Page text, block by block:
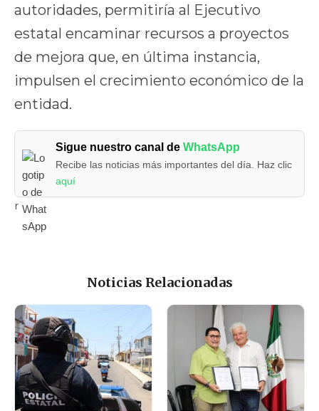
autoridades, permitiría al Ejecutivo
estatal encaminar recursos a proyectos
de mejora que, en última instancia,
impulsen el crecimiento económico de la
entidad.
Sigue nuestro canal deWhatsApp
Recibe las noticias más importantes del día. Haz clic
aquí
r
Noticias Relacionadas